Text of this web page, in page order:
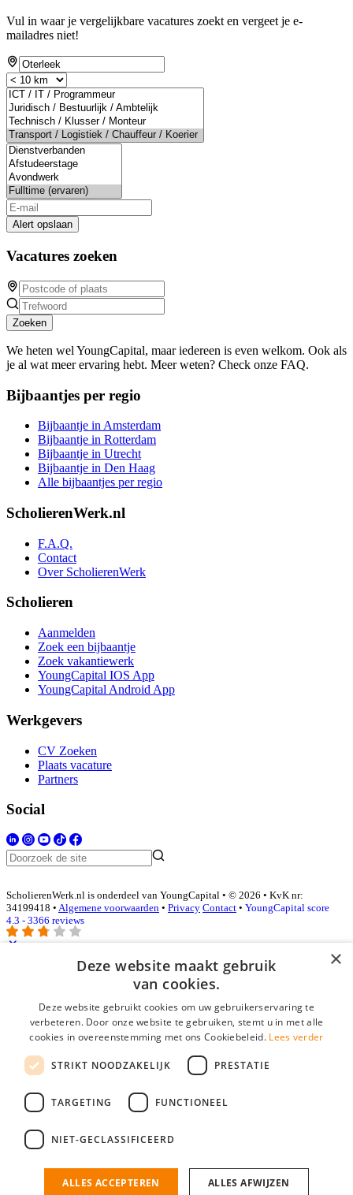
Vul in waar je vergelijkbare vacatures zoekt en vergeet je e-
mailadres niet!
Alert opslaan
Vacatures zoeken
Zoeken
We heten wel YoungCapital, maar iedereen is even welkom. Ook als
je al wat meer ervaring hebt. Meer weten? Check onze FAQ.
Bijbaantjes per regio
Bijbaantje in Amsterdam
Bijbaantje in Rotterdam
Bijbaantje in Utrecht
Bijbaantje in Den Haag
Alle bijbaantjes per regio
ScholierenWerk.nl
F.A.Q.
Contact
Over ScholierenWerk
Scholieren
Aanmelden
Zoek een bijbaantje
Zoek vakantiewerk
YoungCapital IOS App
YoungCapital Android App
Werkgevers
CV Zoeken
Plaats vacature
Partners
Social
ScholierenWerk.nl is onderdeel van YoungCapital • © 2026 • KvK nr:
34199418 • Algemene voorwaarden • Privacy Contact • YoungCapital score
4.3 - 3366 reviews
Inloggen als bedrijf
E-mail*
Wachtwoord
login gegevens onthouden
login
Bedrijf aanmelden
nieuwe collega/werknemer zo gevonden!
×
Deze website maakt gebruik
van cookies.
Deze website gebruikt cookies om uw gebruikerservaring te
verbeteren. Door onze website te gebruiken, stemt u in met alle
cookies in overeenstemming met ons Cookiebeleid. Lees verder
STRIKT NOODZAKELIJK PRESTATIE
TARGETING FUNCTIONEEL
NIET-GECLASSIFICEERD
ALLES ACCEPTEREN ALLES AFWIJZEN